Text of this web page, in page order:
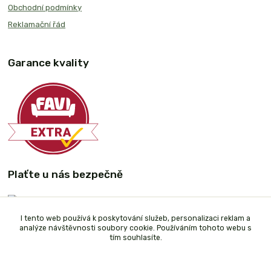
Obchodní podmínky
Reklamační řád
Garance kvality
Plaťte u nás bezpečně
I tento web používá k poskytování služeb, personalizaci reklam a
analýze návštěvnosti soubory cookie. Používáním tohoto webu s
tím souhlasíte.